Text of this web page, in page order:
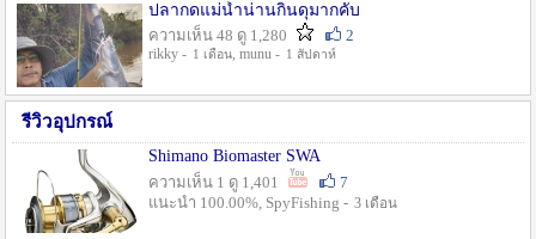
ปลากดแม่น้ำน่านกินดุมากคับ
ความเห็น 48 ดู 1,280
2
rikky - 1 เดือน, munu - 1 สัปดาห์
รีวิวอุปกรณ์
Shimano Biomaster SWA
ความเห็น 1 ดู 1,401
7
แนะนำ 100.00%, SpyFishing - 3 เดือน